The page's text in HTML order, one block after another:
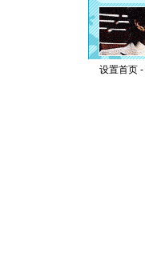
设置首页 -